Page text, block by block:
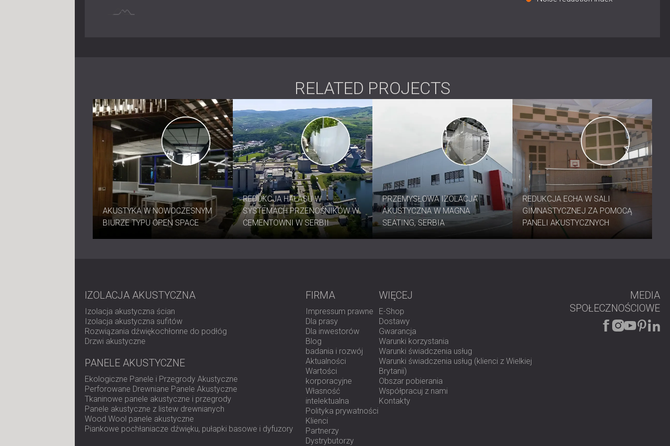
Konserwacja: Trwała, łatwa do czyszczenia i ponownego malowania
Najlepiej nadaje się do
Obudowy sprężarek
Systemy chłodnicze i HVAC
Obiekty drukarskie
Warsztaty przemysłowe i fabryki
Zakłady tekstylne i produkcyjne
Absorpcja dźwięku klasy przemysłowej
RELATED PROJECTS
AKUSTYKA W NOWOCZESNYM
BIURZE TYPU OPEN SPACE
REDUKCJA HAŁASU W
SYSTEMACH PRZENOŚNIKÓW W
CEMENTOWNI W SERBII
PRZEMYSŁOWA IZOLACJA
AKUSTYCZNA W MAGNA
SEATING, SERBIA
REDUKCJA ECHA W SALI
GIMNASTYCZNEJ ZA POMOCĄ
PANELI AKUSTYCZNYCH
IZOLACJA AKUSTYCZNA
Izolacja akustyczna ścian
Izolacja akustyczna sufitów
Rozwiązania dźwiękochłonne do podłóg
Drzwi akustyczne
PANELE AKUSTYCZNE
Ekologiczne Panele i Przegrody Akustyczne
Perforowane Drewniane Panele Akustyczne
Tkaninowe panele akustyczne i przegrody
Panele akustyczne z listew drewnianych
Wood Wool panele akustyczne
Piankowe pochłaniacze dźwięku, pułapki basowe i dyfuzory
FIRMA
Impressum prawne
Dla prasy
Dla inwestorów
Blog
badania i rozwój
Aktualności
Wartości
korporacyjne
Własność
intelektualna
Polityka prywatności
Klienci
Partnerzy
Dystrybutorzy
WIĘCEJ
E-Shop
Dostawy
Gwarancja
Warunki korzystania
Warunki świadczenia usług
Warunki świadczenia usług (klienci z Wielkiej
Brytanii)
Obszar pobierania
Współpracuj z nami
Kontakty
MEDIA
SPOŁECZNOŚCIOWE